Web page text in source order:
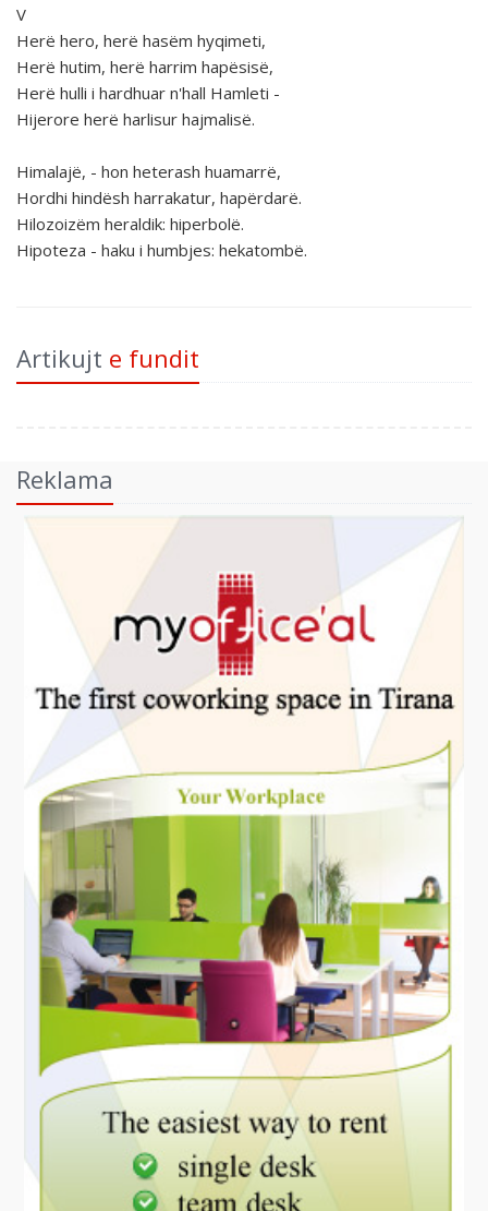
V
Herë hero, herë hasëm hyqimeti,
Herë hutim, herë harrim hapësisë,
Herë hulli i hardhuar n'hall Hamleti -
Hijerore herë harlisur hajmalisë.
Himalajë, - hon heterash huamarrë,
Hordhi hindësh harrakatur, hapërdarë.
Hilozoizëm heraldik: hiperbolë.
Hipoteza - haku i humbjes: hekatombë.
Artikujt e fundit
Reklama